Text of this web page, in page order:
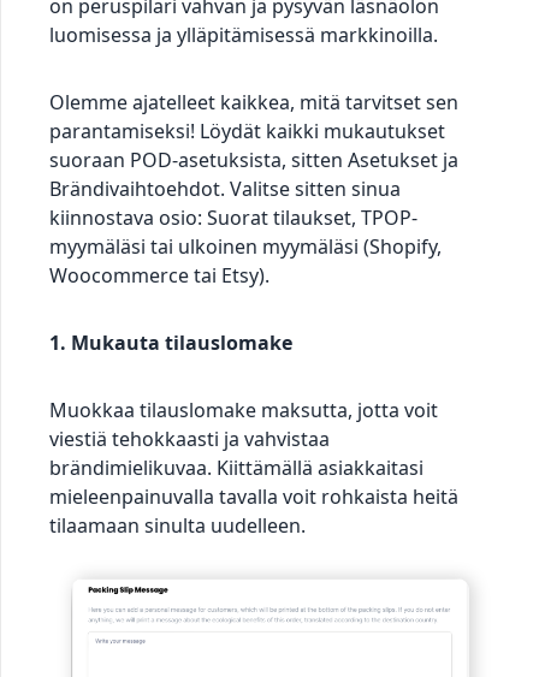
on peruspilari vahvan ja pysyvän läsnäolon
luomisessa ja ylläpitämisessä markkinoilla.
Olemme ajatelleet kaikkea, mitä tarvitset sen
parantamiseksi! Löydät kaikki mukautukset
suoraan POD-asetuksista, sitten Asetukset ja
Brändivaihtoehdot. Valitse sitten sinua
kiinnostava osio: Suorat tilaukset, TPOP-
myymäläsi tai ulkoinen myymäläsi (Shopify,
Woocommerce tai Etsy).
1. Mukauta tilauslomake
Muokkaa tilauslomake maksutta, jotta voit
viestiä tehokkaasti ja vahvistaa
brändimielikuvaa. Kiittämällä asiakkaitasi
mieleenpainuvalla tavalla voit rohkaista heitä
tilaamaan sinulta uudelleen.